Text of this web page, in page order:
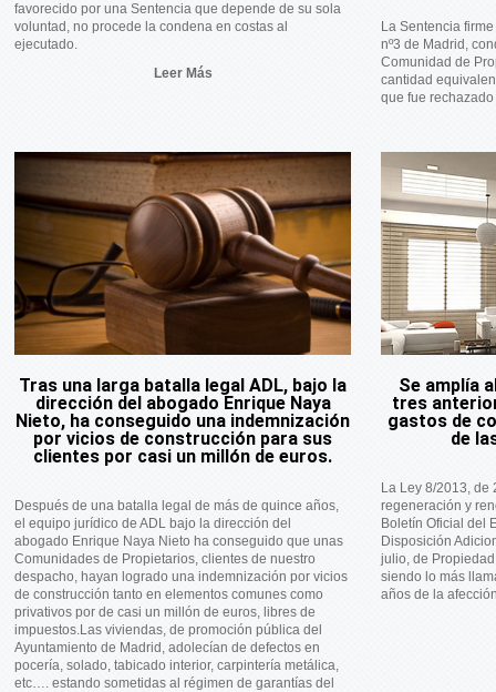
favorecido por una Sentencia que depende de su sola
voluntad, no procede la condena en costas al
ejecutado.
Leer Más
La Sentencia
nº3 de Madrid,
Comunidad de
cantidad
que fue
Tras una larga batalla legal ADL, bajo la
dirección del abogado Enrique Naya
Nieto, ha conseguido una indemnización
por vicios de construcción para sus
clientes por casi un millón de euros.
Después de una batalla legal de más de quince años,
el equipo jurídico de ADL bajo la dirección del
abogado Enrique Naya Nieto ha conseguido que unas
Comunidades de Propietarios, clientes de nuestro
despacho, hayan logrado una indemnización por vicios
de construcción tanto en elementos comunes como
privativos por de casi un millón de euros, libres de
impuestos.Las viviendas, de promoción pública del
Ayuntamiento de Madrid, adolecían de defectos en
pocería, solado, tabicado interior, carpintería metálica,
etc…. estando sometidas al régimen de garantías del
Se amplía
tres
gastos de
de
La Ley 8/2013,
regeneración y
Boletín Oficial del
Disposición
julio, de
siendo lo más
años de la